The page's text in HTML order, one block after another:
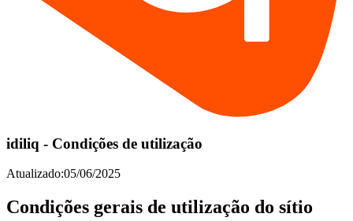
idiliq - Condições de utilização
Atualizado:05/06/2025
Condições gerais de utilização do sítio